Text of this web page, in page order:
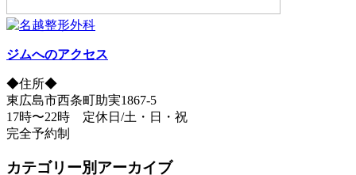
ジムへのアクセス
◆住所◆
東広島市西条町助実1867-5
17時〜22時 定休日/土・日・祝
完全予約制
カテゴリー別アーカイブ